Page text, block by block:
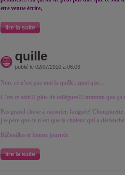
etre venue écrire,
lire la suite
quille
publié le 02/07/2010 à 06:03
Non, ce n'est pas moi la quille...quoi que...
C'est ce soir!!! plus de collègues!!! mmmm que ça
Pas grand chose à raconter, fatiguée!
j'espère que ce n'est que la chaleur qui a
BiZouilles et bonne journée
lire la suite